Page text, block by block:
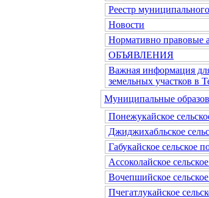
Реестр
Новости
Нормативно правовые
ОБЪЯВЛЕНИЯ
Важная информация
земельных участков в
Муниципальные
Понежукайское
Джиджихабльское
Габукайское сельское
Ассоколайское
Вочепшийское
Пчегатлукайское